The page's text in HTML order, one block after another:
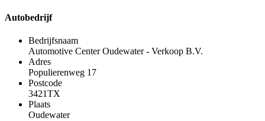
Autobedrijf
Bedrijfsnaam
Automotive Center Oudewater - Verkoop B.V.
Adres
Populierenweg 17
Postcode
3421TX
Plaats
Oudewater